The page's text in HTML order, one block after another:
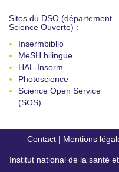
Sites du DSO (département
Science Ouverte) :
Insermbiblio
MeSH bilingue
HAL-Inserm
Photoscience
Science Open Service
(SOS)
Contact | Mentions
Institut national de la santé